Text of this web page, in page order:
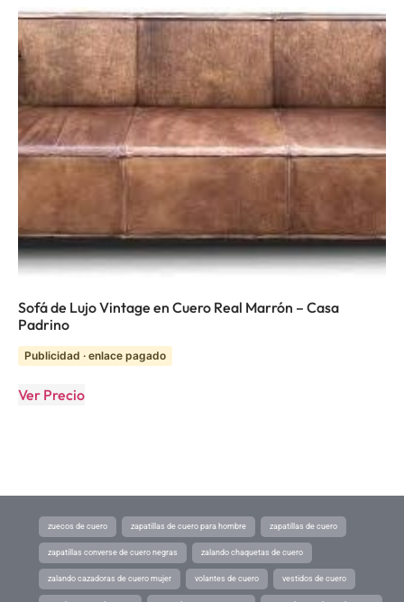
Sofá de Lujo Vintage en Cuero Real Marrón – Casa
Padrino
Publicidad · enlace pagado
Ver Precio
zuecos de cuero zapatillas de cuero para hombre zapatillas de cuero
zapatillas converse de cuero negras zalando chaquetas de cuero
zalando cazadoras de cuero mujer volantes de cuero vestidos de cuero